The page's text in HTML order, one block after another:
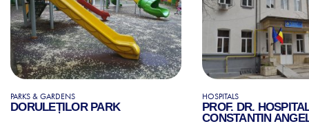
PARKS & GARDENS
DORULEȚILOR PARK
HOSPITALS
PROF. DR.
CONSTANTIN